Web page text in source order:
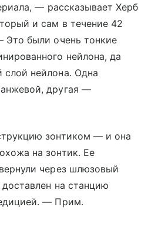
— рассказывает Херб
и сам в течение 42
были очень тонкие
нейлона, да
нейлона. Одна
другая —
зонтиком — и она
на зонтик. Ее
через шлюзовый
на станцию
— Прим.